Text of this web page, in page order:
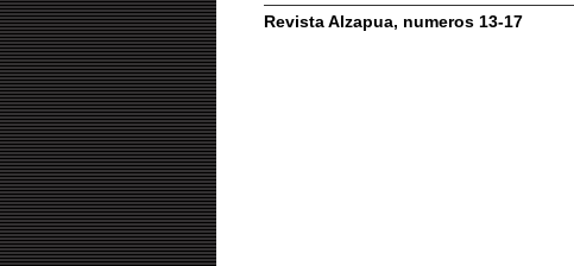
Revista Alzapua, numeros 13-17